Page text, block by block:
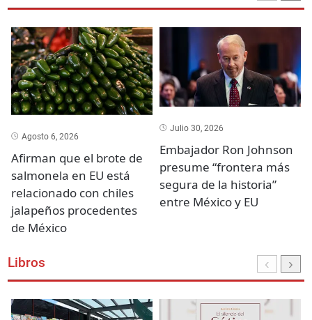
Agosto 6, 2026
Afirman que el brote de
salmonela en EU está
relacionado con chiles
jalapeños procedentes
de México
Julio 30, 2026
Embajador Ron Johnson
presume “frontera más
segura de la historia”
entre México y EU
Libros ‹ ›